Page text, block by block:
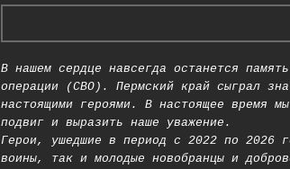
В нашем сердце навсегда останется
операции (СВО). Пермский край сыграл
настоящими героями. В настоящее время
подвиг и выразить наше уважение.
Герои, ушедшие в период с 2022 по 2026
воины, так и молодые новобранцы и